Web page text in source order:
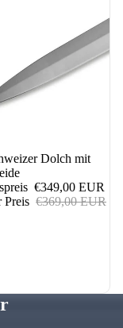
Dolch mit
€349,00 EUR
Preis €369,00 EUR